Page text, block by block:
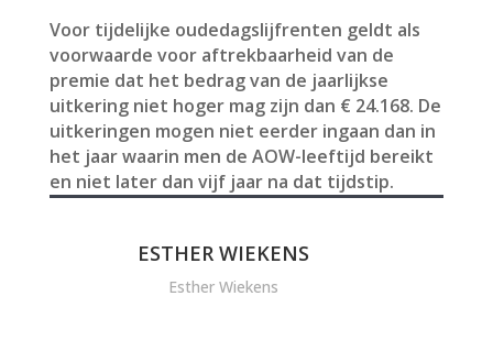
Voor tijdelijke oudedagslijfrenten geldt als
voorwaarde voor aftrekbaarheid van de
premie dat het bedrag van de jaarlijkse
uitkering niet hoger mag zijn dan € 24.168. De
uitkeringen mogen niet eerder ingaan dan in
het jaar waarin men de AOW-leeftijd bereikt
en niet later dan vijf jaar na dat tijdstip.
ESTHER WIEKENS
Esther Wiekens